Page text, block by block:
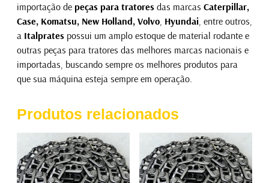
importação de peças para tratoresdas marcas Caterpillar,
Case, Komatsu, New Holland, Volvo, Hyundai, entre outros,
a Italpratespossui um amplo estoque de material rodante e
outras peças para tratores das melhores marcas nacionais e
importadas, buscando sempre os melhores produtos para
que sua máquina esteja sempre em operação.
Produtos relacionados